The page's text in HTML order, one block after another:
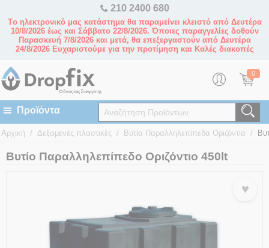
210 2400 680
Tο ηλεκτρονικό μας κατάστημα θα παραμείνει κλειστό από Δευτέρα
10/8/2026 έως και Σάββατο 22/8/2026. Όποιες παραγγελίες δοθούν
Παρασκευή 7/8/2026 και μετά, θα επεξεργαστούν από Δευτέρα
24/8/2026 Ευχαριστούμε για την προτίμηση και Καλές διακοπές
0
Αρχική / Δεξαμενές πλαστικές / Βυτία Παραλληλεπίπεδα Οριζόντια /
Βυτίο Παραλληλεπίπεδο Οριζόντιο 450lt
♥